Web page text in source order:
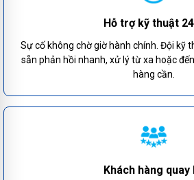
Hỗ trợ kỹ thuật
Sự cố không chờ giờ hành chính. Đội kỹ
sẵn phản hồi nhanh, xử lý từ xa hoặc
hàng cần.
Khách hàng quay